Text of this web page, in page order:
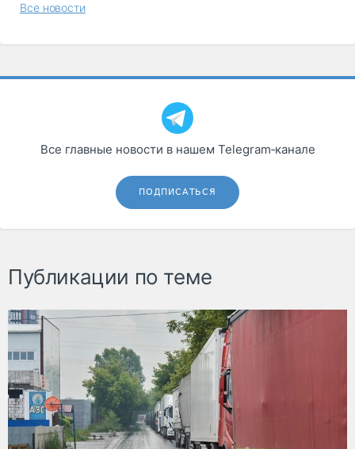
Все новости
Все главные новости в нашем Telegram‑канале
ПОДПИСАТЬСЯ
Публикации по теме